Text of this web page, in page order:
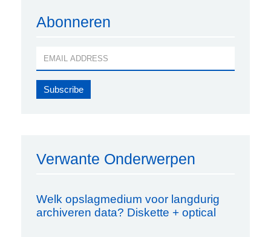
Abonneren
Verwante Onderwerpen
Welk opslagmedium voor langdurig
archiveren data? Diskette + optical